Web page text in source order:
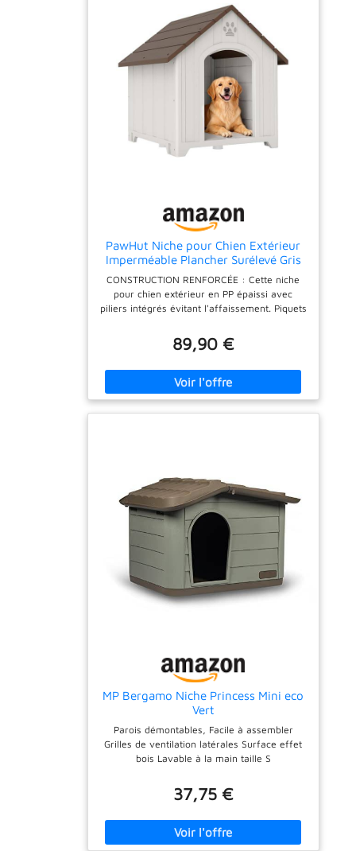
dotée d'aérations des deux côtés,
offrant une bonne ventilation. En
même temps, sa base surélevée
maintient la maison hors du sol,
empêche l'humidité et protège
également votre chien des insectes.
POUR ANIMAUX DE MOYEN : Cette
niche pour chiens de taille moyenne est
conçue pour offrir un espace intérieur
spacieux et confortable à votre animal
inclus) : 87x72x75 cm
(LongueurxLxHauteur)
PawHut Niche pour Chien Extérieur
Imperméable Plancher Surélevé Gris
Clair
CONSTRUCTION RENFORCÉE : Cette niche
pour chien extérieur en PP épaissi avec
piliers intégrés évitant l'affaissement. Piquets
vent, offrant à votre animal un abri extérieur
solide et robuste. INTÉRIEUR SPACIEUX :
jusqu'à 30 kg et 60 cm, comme Labradors et
Goldens. Espace suffisant pour se tenir
patte assurent ventilation constante,
garantissant espace sec toute l'année. FACILE
À NETTOYER : La maison pour chien avec
une surface lisse en PP est simple à nettoyer.
Grâce aux trous de drainage intégrés, il est
possible de rincer directement l'intérieur,
permettant à l'eau sale de s'écouler
facilement pour un entretien sans effort.
SPÉCIFICATIONS : Dimensions totales : 88L x
89,90 €
MP Bergamo Niche Princess Mini eco
Vert
Parois démontables, Facile à assembler
Grilles de ventilation latérales Surface effet
bois Lavable à la main taille S
37,75 €